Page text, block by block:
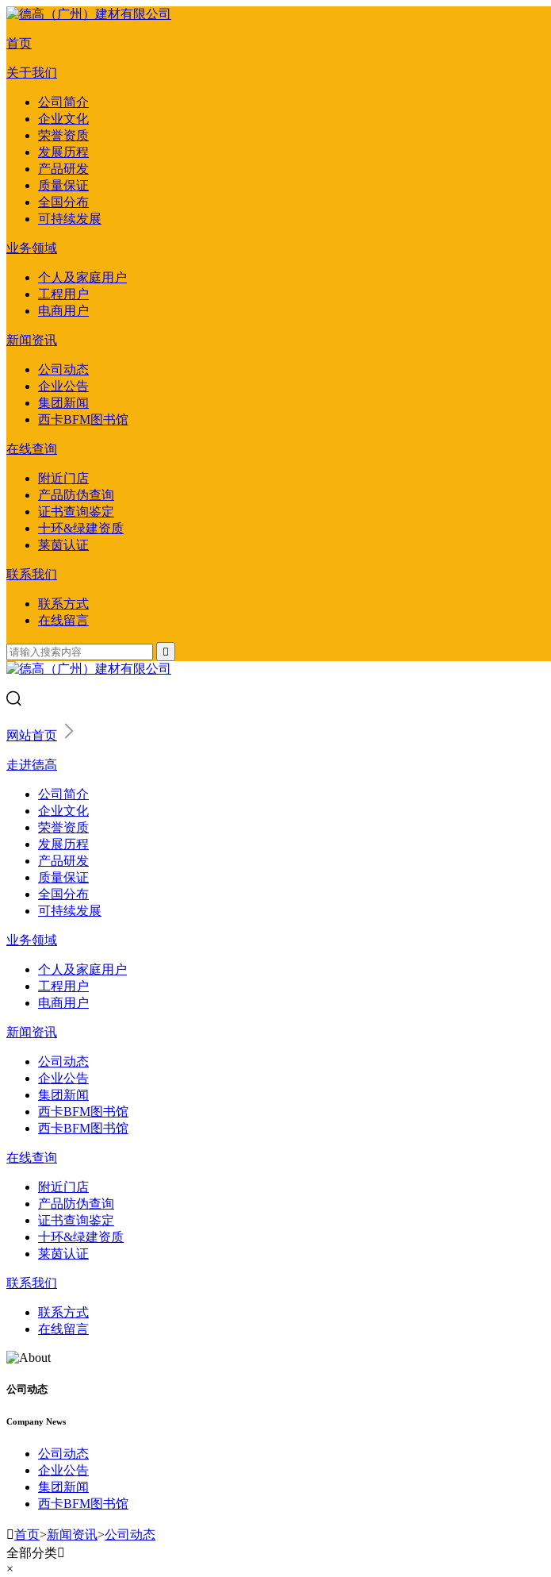
首页
关于我们
公司简介
企业文化
荣誉资质
发展历程
产品研发
质量保证
全国分布
可持续发展
业务领域
个人及家庭用户
工程用户
电商用户
新闻资讯
公司动态
企业公告
集团新闻
西卡BFM图书馆
在线查询
附近门店
产品防伪查询
证书查询鉴定
十环&绿建资质
莱茵认证
联系我们
联系方式
在线留言

网站首页
走进德高
公司简介
企业文化
荣誉资质
发展历程
产品研发
质量保证
全国分布
可持续发展
业务领域
个人及家庭用户
工程用户
电商用户
新闻资讯
公司动态
企业公告
集团新闻
西卡BFM图书馆
西卡BFM图书馆
在线查询
附近门店
产品防伪查询
证书查询鉴定
十环&绿建资质
莱茵认证
联系我们
联系方式
在线留言
公司动态
Company News
公司动态
企业公告
集团新闻
西卡BFM图书馆
首页>新闻资讯>公司动态
全部分类
×